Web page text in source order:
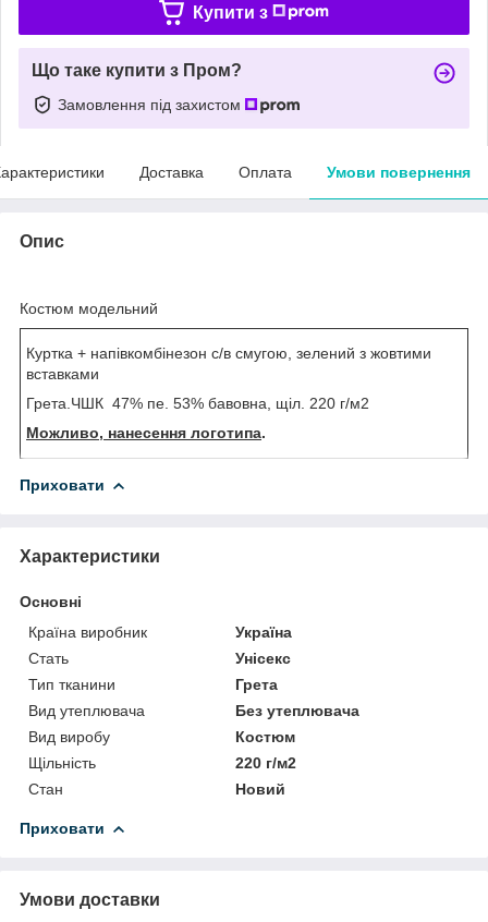
Купити з
Що таке купити з Пром?
Замовлення під захистом
Доставка Оплата Умови повернення
Опис
Костюм модельний
Куртка + напівкомбінезон с/в смугою, зелений з жовтими
вставками
Грета.ЧШК 47% пе. 53% бавовна, щіл. 220 г/м2
Можливо, нанесення логотипа.
Приховати
Характеристики
Основні
Країна виробник
Україна
Стать
Унісекс
Тип тканини
Грета
Вид утеплювача
Без утеплювача
Вид виробу
Костюм
Щільність
220 г/м2
Стан
Новий
Приховати
Умови доставки